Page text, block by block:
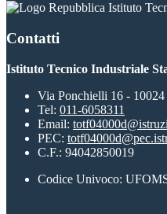
Istituto
Contatti
Istituto Tecnico Industriale
Via Ponchielli 16 -
Tel: 011-6058311
Email:
PEC:
C.F.: 94042850019
Codice Univoco: